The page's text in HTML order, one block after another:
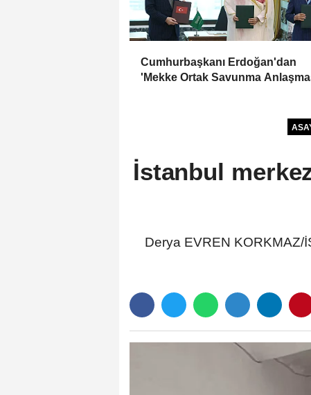
Cumhurbaşkanı Erdoğan'dan
'Mekke Ortak Savunma
İstanbul
Derya EVREN KORKMAZ/